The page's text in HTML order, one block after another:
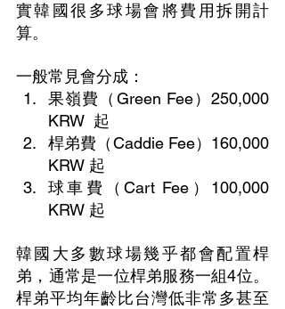
實韓國很多球場會將費用拆開計
算。
一般常見會分成：
果嶺費（Green Fee）250,000
KRW  起
桿弟費（Caddie Fee）160,000
KRW 起
球車費（Cart Fee）100,000
KRW 起
韓國大多數球場幾乎都會配置桿
弟，通常是一位桿弟服務一組4位。
桿弟平均年齡比台灣低非常多甚至